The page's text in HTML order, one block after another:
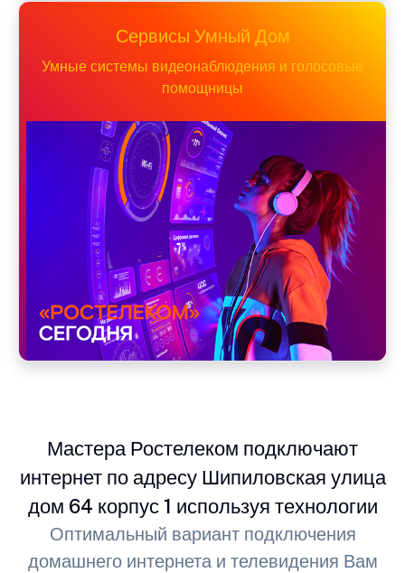
Сервисы Умный Дом
Умные системы видеонаблюдения и голосовые
помощницы
Мастера Ростелеком подключают
интернет по адресу Шипиловская улица
дом 64 корпус 1 используя технологии
Оптимальный вариант подключения
домашнего интернета и телевидения Вам